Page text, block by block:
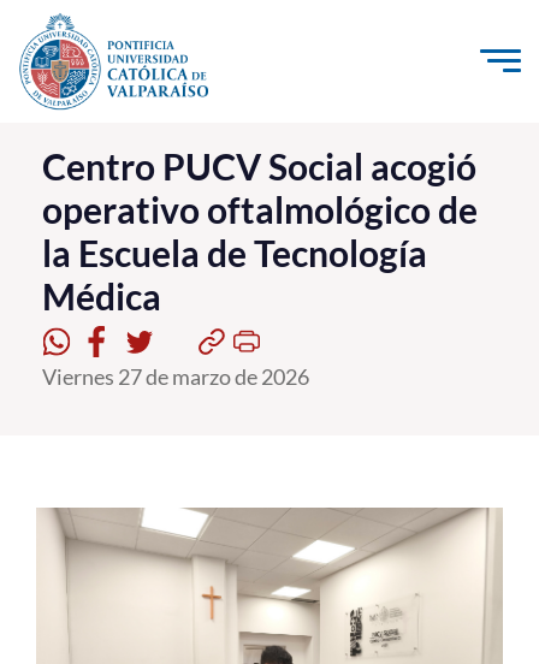
Click acá para ir directamente al contenido
La Universidad
Investigación, Creación e Innovación
PUCV Internacional
Vinculación con el Medio
Admisión
Formación Continua
Centro PUCV Social acogió
operativo oftalmológico de
la Escuela de Tecnología
Médica
Viernes 27 de marzo de 2026